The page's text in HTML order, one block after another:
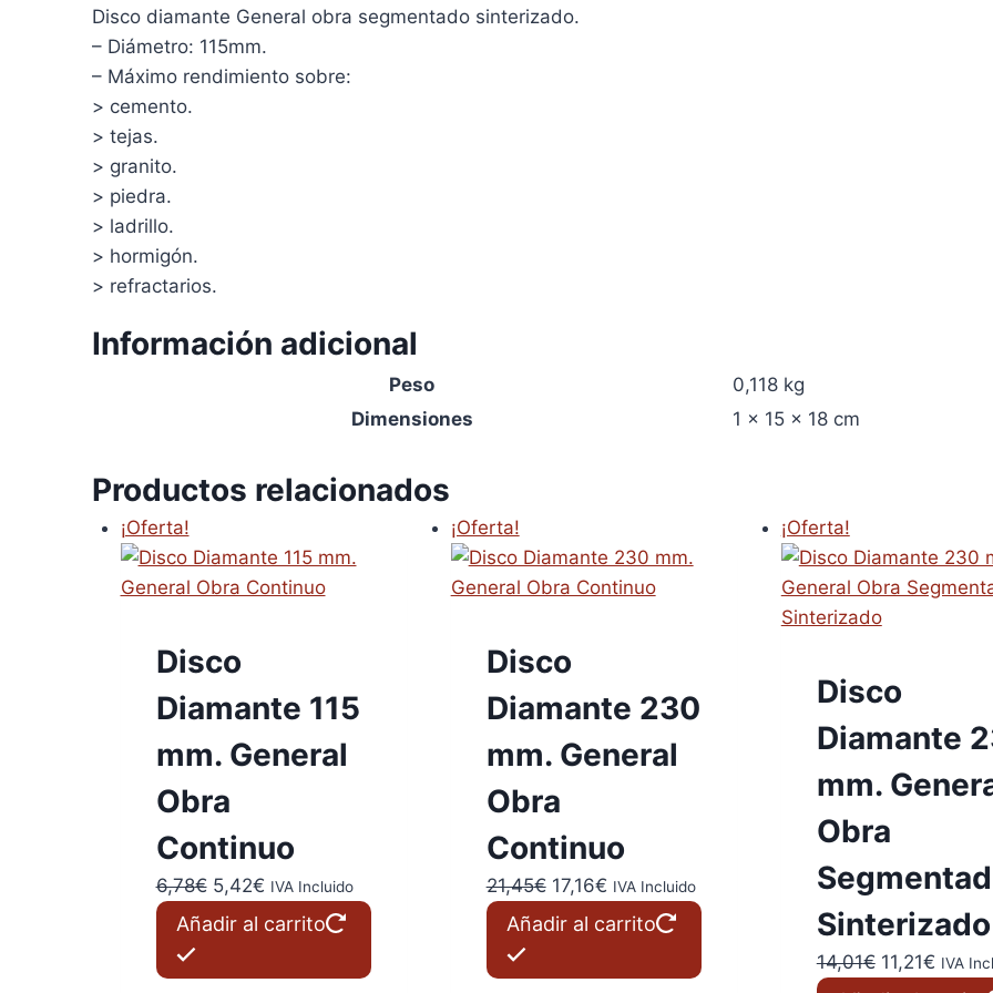
Disco diamante General obra segmentado sinterizado.
– Diámetro: 115mm.
– Máximo rendimiento sobre:
> cemento.
> tejas.
> granito.
> piedra.
> ladrillo.
> hormigón.
> refractarios.
Información adicional
Peso
0,118 kg
Dimensiones
1 × 15 × 18 cm
Productos relacionados
¡Oferta!
Disco
Diamante 115
mm. General
Obra
Continuo
6,78€ El
precio
era:
5,42€El
precio
es:
IVA Incluido
Añadir al carrito
¡Oferta!
Disco
Diamante 230
mm. General
Obra
Continuo
21,45€ El
precio
era:
17,16€El
precio
es:
IVA Incluido
Añadir al carrito
¡Oferta!
Disco
Diamante
mm.
Obra
Sinterizado
14,01€ El
11,21€ElIVA